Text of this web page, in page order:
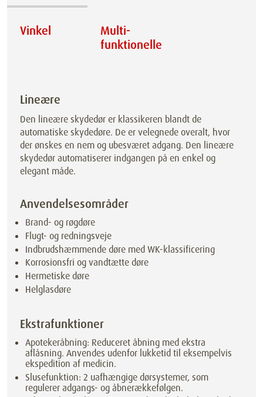
Vinkel
Multi­
funktionelle
Lineære
Den lineære skydedør er klassikeren blandt de
automatiske skydedøre. De er velegnede overalt, hvor
der ønskes en nem og ubesværet adgang. Den lineære
skydedør automatiserer indgangen på en enkel og
elegant måde.
Anvendelsesområder
Brand- og røgdøre
Flugt- og redningsveje
Indbrudshæmmende døre med WK-klassificering
Korrosionsfri og vandtætte døre
Hermetiske døre
Helglasdøre
Ekstrafunktioner
Apotekeråbning: Reduceret åbning med ekstra
aflåsning. Anvendes udenfor lukketid til eksempelvis
ekspedition af medicin.
Slusefunktion: 2 uafhængige dørsystemer, som
regulerer adgangs- og åbnerækkefølgen.